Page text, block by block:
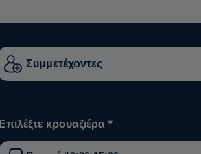
Επιλέξτε κρουαζιέρα *